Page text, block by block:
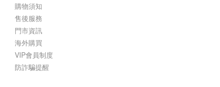
購物須知
售後服務
門市資訊
海外購買
VIP會員制度
防詐騙提醒